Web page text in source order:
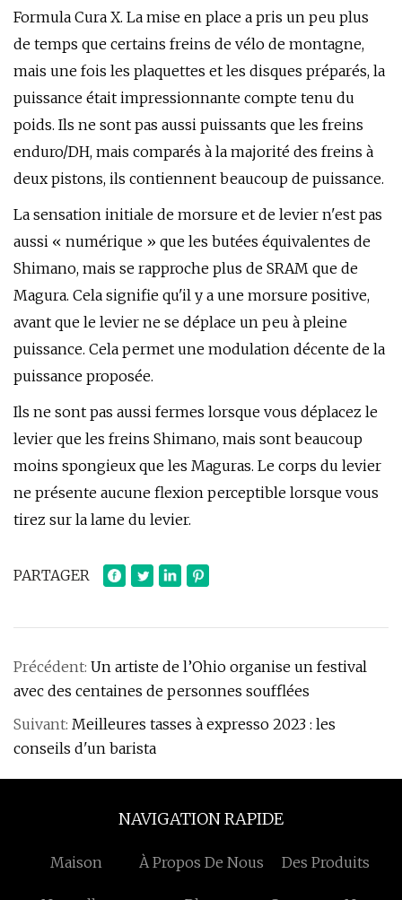
Formula Cura X. La mise en place a pris un peu plus
de temps que certains freins de vélo de montagne,
mais une fois les plaquettes et les disques préparés, la
puissance était impressionnante compte tenu du
poids. Ils ne sont pas aussi puissants que les freins
enduro/DH, mais comparés à la majorité des freins à
deux pistons, ils contiennent beaucoup de puissance.
La sensation initiale de morsure et de levier n'est pas
aussi « numérique » que les butées équivalentes de
Shimano, mais se rapproche plus de SRAM que de
Magura. Cela signifie qu'il y a une morsure positive,
avant que le levier ne se déplace un peu à pleine
puissance. Cela permet une modulation décente de la
puissance proposée.
Ils ne sont pas aussi fermes lorsque vous déplacez le
levier que les freins Shimano, mais sont beaucoup
moins spongieux que les Maguras. Le corps du levier
ne présente aucune flexion perceptible lorsque vous
tirez sur la lame du levier.
PARTAGER
Précédent: Un artiste de l’Ohio organise un festival
avec des centaines de personnes soufflées
Suivant: Meilleures tasses à expresso 2023 : les
conseils d'un barista
NAVIGATION RAPIDE
Maison À Propos De Nous Des Produits